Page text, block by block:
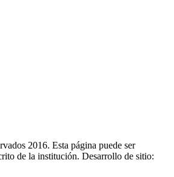
2016. Esta página puede ser
de la institución. Desarrollo de sitio: